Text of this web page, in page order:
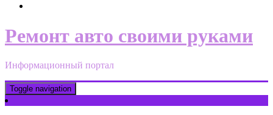
Ремонт авто своими руками
Информационный портал
Toggle navigation